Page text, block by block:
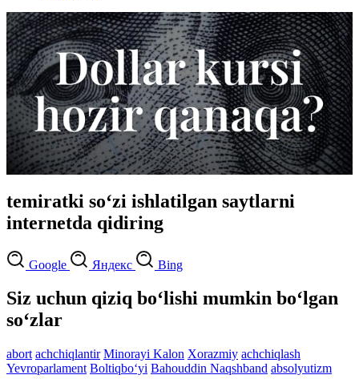
temiratki so‘zi ishlatilgan saytlarni
internetda qidiring
Google Яндекс Bing
Siz uchun qiziq bo‘lishi mumkin bo‘lgan
so‘zlar
abort achchiqlantir Minorayi Kalon Xorazmiy achchiqlash
Yevroparlament Boltiqbo‘yi Bahouddin Naqshband absolyutizm